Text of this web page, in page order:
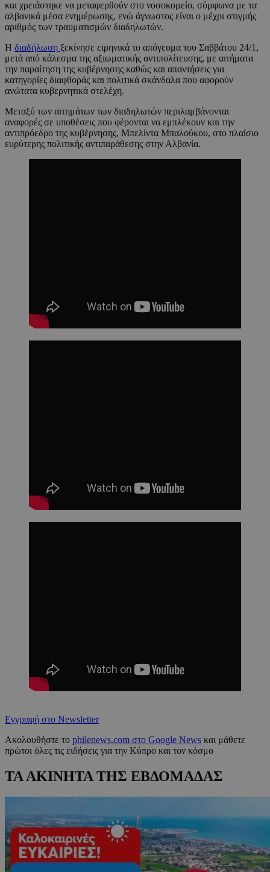
και χρειάστηκε να μεταφερθούν στο νοσοκομείο, σύμφωνα με τα
αλβανικά μέσα ενημέρωσης, ενώ άγνωστος είναι ο μέχρι στιγμής
αριθμός των τραυματισμών διαδηλωτών.
Η διαδήλωση ξεκίνησε ειρηνικά το απόγευμα του Σαββάτου 24/1,
μετά από κάλεσμα της αξιωματικής αντιπολίτευσης, με αιτήματα
την παραίτηση της κυβέρνησης καθώς και απαντήσεις για
κατηγορίες διαφθοράς και πολιτικά σκάνδαλα που αφορούν
ανώτατα κυβερνητικά στελέχη.
Μεταξύ των αιτημάτων των διαδηλωτών περιλαμβάνονται
αναφορές σε υποθέσεις που φέρονται να εμπλέκουν και την
αντιπρόεδρο της κυβέρνησης, Μπελίντα Μπαλούκου, στο πλαίσιο
ευρύτερης πολιτικής αντιπαράθεσης στην Αλβανία.
Εγγραφή στο Newsletter
Ακολουθήστε το philenews.com στο Google News και μάθετε
πρώτοι όλες τις ειδήσεις για την Κύπρο και τον κόσμο
ΤΑ ΑΚΙΝΗΤΑ ΤΗΣ ΕΒΔΟΜΑΔΑΣ